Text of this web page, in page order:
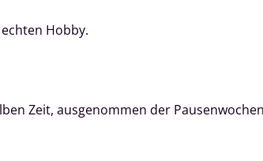
Hobby.
Zeit, ausgenommen der